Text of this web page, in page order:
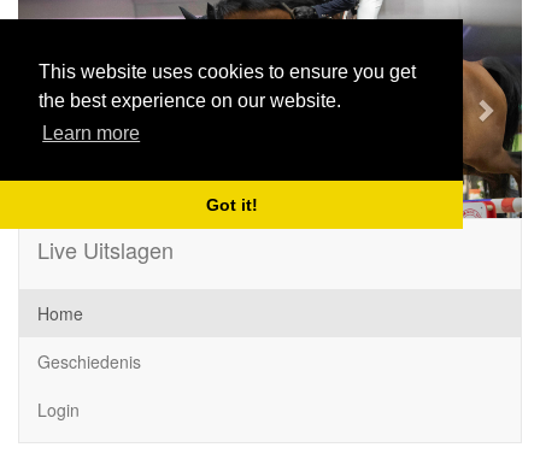
This website uses cookies to ensure you get
the best experience on our website.
Learn more
Got it!
Previous Next
Live Uitslagen
Home
Geschiedenis
Login